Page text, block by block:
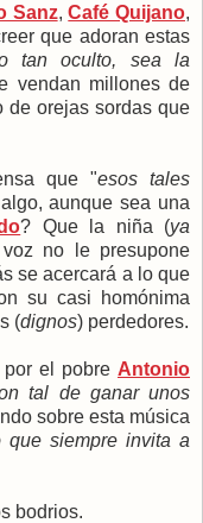
Sanz,Café Quijano,
que adoran estas
tan oculto, sea la
vendan millones de
de orejas sordas que
que "esos tales
aunque sea una
? Que la niña (ya
no le presupone
se acercará a lo que
su casi homónima
(dignos) perdedores.
el pobre Antonio
tal de ganar unos
sobre esta música
que siempre invita a
bodrios.